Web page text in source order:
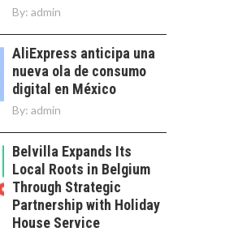
By: admin
AliExpress anticipa una
nueva ola de consumo
digital en México
By: admin
Belvilla Expands Its
Local Roots in Belgium
Through Strategic
Partnership with Holiday
House Service